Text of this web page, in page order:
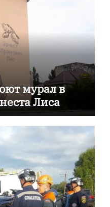
мурал в
Лиса